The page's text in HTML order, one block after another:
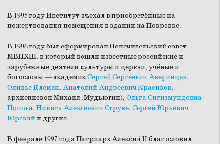
В 1995 году Институт въехал в приобретённые на
пожертвования помещения в здании на Покровке.
В 1996 году был сформирован Попечительский совет
МВПХШ, в который вошли известные российские и
зарубежные деятели культуры и церкви, учёные и
богословы — академикСергей Сергеевич Аверинцев,
Оливье Клеман, Анатолий Андреевич Красиков,
архиепископ Михаил (Мудьюгин), Ольга Сигизмундовна
Попова, Никита Алексеевич Струве, Сергей Юрьевич
Юрскийи другие.
В феврале 1997 года Патриарх Алексий II благословил